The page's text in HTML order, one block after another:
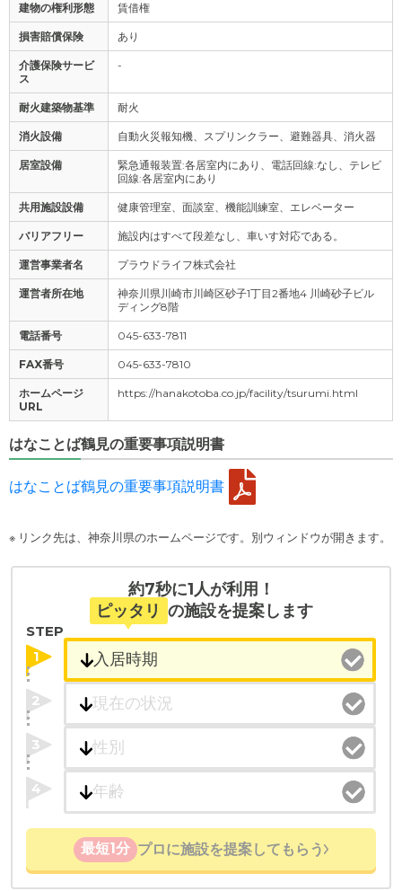
建物の権利形態 賃借権
損害賠償保険 あり
介護保険サービ
ス
-
耐火建築物基準 耐火
消火設備 自動火災報知機、スプリンクラー、避難器具、消火器
居室設備
緊急通報装置:各居室内にあり、電話回線:なし、テレビ
回線:各居室内にあり
共用施設設備 健康管理室、面談室、機能訓練室、エレベーター
バリアフリー 施設内はすべて段差なし、車いす対応である。
運営事業者名 プラウドライフ株式会社
運営者所在地
神奈川県川崎市川崎区砂子1丁目2番地4 川崎砂子ビル
ディング8階
電話番号 045-633-7811
FAX番号 045-633-7810
ホームページ
URL
https://hanakotoba.co.jp/facility/tsurumi.html
はなことば鶴見の重要事項説明書
はなことば鶴見の重要事項説明書
※ リンク先は、神奈川県のホームページです。別ウィンドウが開きます。
約7秒に1人が利用！
ピッタリ の施設を提案します
STEP
1
2
3
4
最短1分 プロに施設を提案してもらう